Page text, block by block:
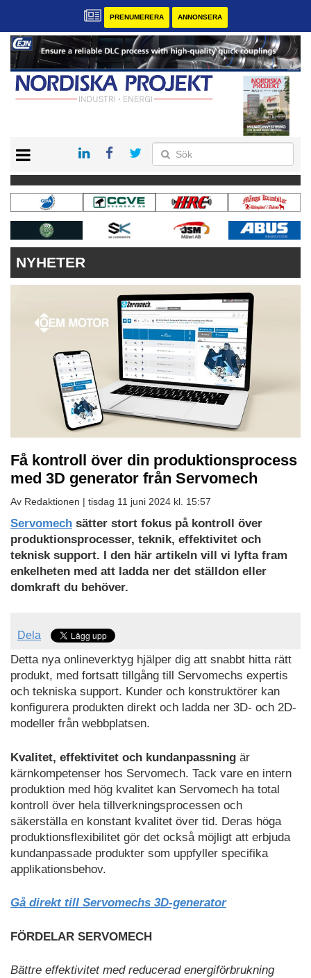
PRENUMERERA ANNONSERA
KONTAKT
VÅRA ANDRA MAGASIN
PRENUMERERA
ANNONSERA
NYHETER
Få kontroll över din produktionsprocess
med 3D generator från Servomech
Av Redaktionen | tisdag 11 juni 2024 kl. 15:57
Servomech sätter stort fokus på kontroll över
produktionsprocesser, teknik, effektivitet och
teknisk support. I den här artikeln vill vi lyfta fram
enkelheten med att ladda ner det ställdon eller
domkraft du behöver.
Dela
Detta nya onlineverktyg hjälper dig att snabbt hitta rätt
produkt, med fortsatt tillgång till Servomechs expertis
och tekniska support. Kunder och konstruktörer kan
konfigurera produkten direkt och ladda ner 3D- och 2D-
modeller från webbplatsen.
Kvalitet, effektivitet och kundanpassning är
kärnkompetenser hos Servomech. Tack vare en intern
produktion med hög kvalitet kan Servomech ha total
kontroll över hela tillverkningsprocessen och
säkerställa en konstant kvalitet över tid. Deras höga
produktionsflexibilitet gör det också möjligt att erbjuda
kundanpassade produkter som uppfyller specifika
applikationsbehov.
Gå direkt till Servomechs 3D-generator
FÖRDELAR SERVOMECH
Bättre effektivitet med reducerad energiförbrukning